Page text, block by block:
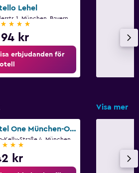
Lehel
1, München, Bayern
4 stjärnor
kr
erbjudanden för
Visa mer
Motel One München-Olympia Gate
3 stjärnor
kr